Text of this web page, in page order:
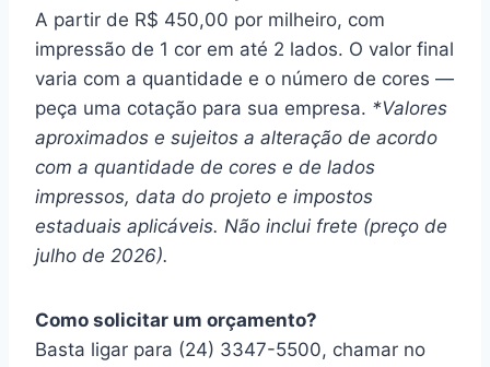
A partir de R$ 450,00 por milheiro, com
impressão de 1 cor em até 2 lados. O valor final
varia com a quantidade e o número de cores —
peça uma cotação para sua empresa. *Valores
aproximados e sujeitos a alteração de acordo
com a quantidade de cores e de lados
impressos, data do projeto e impostos
estaduais aplicáveis. Não inclui frete (preço de
julho de 2026).
Como solicitar um orçamento?
Basta ligar para (24) 3347-5500, chamar no